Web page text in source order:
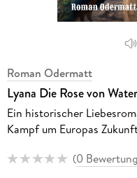
Roman Odermatt
Lyana Die Rose von
Ein historischer
Kampf um Europas
(0